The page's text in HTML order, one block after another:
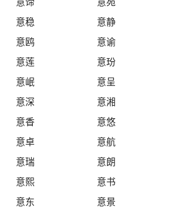
意稳
意静
意鸥
意谕
意莲
意玢
意岷
意呈
意深
意湘
意香
意悠
意卓
意航
意瑞
意朗
意熙
意书
意东
意景